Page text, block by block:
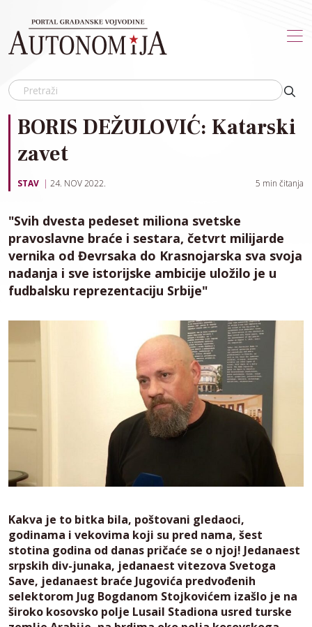
BORIS DEŽULOVIĆ: Katarski
zavet
STAV 24. NOV 2022. 5 min čitanja
"Svih dvesta pedeset miliona svetske
pravoslavne braće i sestara, četvrt milijarde
vernika od Đevrsaka do Krasnojarska sva svoja
nadanja i sve istorijske ambicije uložilo je u
fudbalsku reprezentaciju Srbije"
Kakva je to bitka bila, poštovani gledaoci,
godinama i vekovima koji su pred nama, šest
stotina godina od danas pričaće se o njoj! Jedanaest
srpskih div-junaka, jedanaest vitezova Svetoga
Save, jedanaest braće Jugovića predvođenih
selektorom Jug Bogdanom Stojkovićem izašlo je na
široko kosovsko polje Lusail Stadiona usred turske